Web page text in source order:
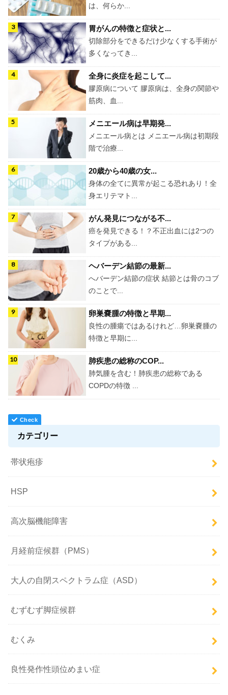
は、何らか...
胃がんの特徴と症状と...
切除部分をできるだけ少なくする手術が
多くなってき...
全身に炎症を起こして...
膠原病について 膠原病は、全身の関節や
筋肉、血...
メニエール病は早期発...
メニエール病とは メニエール病は初期段
階で治療...
20歳から40歳の女...
身体の全てに異常が起こる恐れあり！全
身エリテマト...
がん発見につながる不...
癌を発見できる！？不正出血には2つの
タイプがある...
ヘバーデン結節の最新...
へバーデン結節の症状 結節とは骨のコブ
のことで...
卵巣嚢腫の特徴と早期...
良性の腫瘍ではあるけれど…卵巣嚢腫の
特徴と早期に...
肺疾患の総称のCOP...
肺気腫を含む！肺疾患の総称である
COPDの特徴 ...
カテゴリー
帯状疱疹
HSP
高次脳機能障害
月経前症候群（PMS）
大人の自閉スペクトラム症（ASD）
むずむず脚症候群
むくみ
良性発作性頭位めまい症